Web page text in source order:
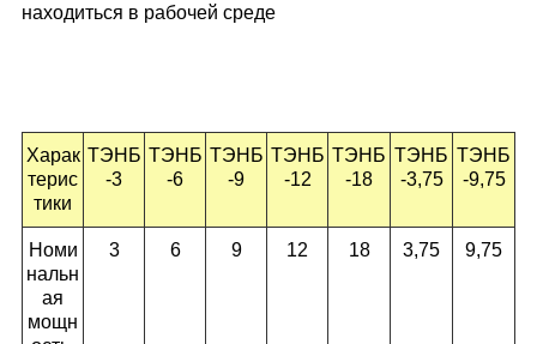
находиться в рабочей среде
Харак
терис
тики
ТЭНБ
-3
ТЭНБ
-6
ТЭНБ
-9
ТЭНБ
-12
ТЭНБ
-18
ТЭНБ
-3,75
ТЭНБ
-9,75
Номи
нальн
ая
мощн
3 6 9 12 18 3,75 9,75